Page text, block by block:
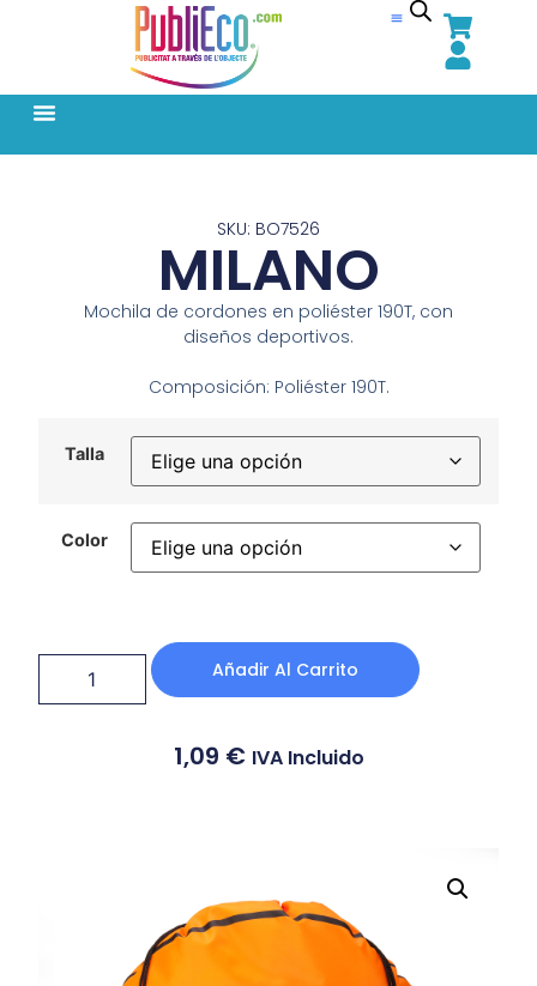
SKU: BO7526
MILANO
Mochila de cordones en poliéster 190T, con
diseños deportivos.
Composición: Poliéster 190T.
Talla
Color
Añadir Al Carrito
1,09 € IVA Incluido